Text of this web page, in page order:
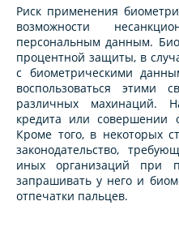
Риск применения
возможности
персональным данным.
процентной защиты, в
с биометрическими
воспользоваться этими
различных махинаций.
кредита или совершении
Кроме того, в некоторых
законодательство,
иных организаций при
запрашивать у него и
отпечатки пальцев.